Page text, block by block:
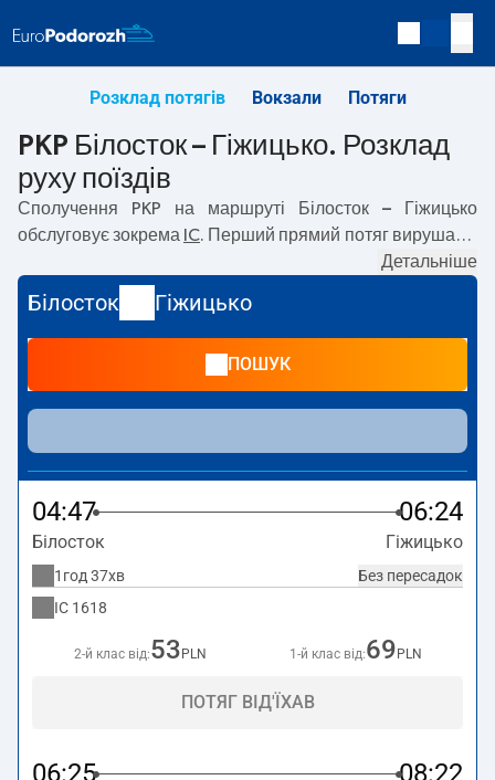
Розклад потягів Вокзали Потяги
PKP Білосток – Гіжицько. Розклад
руху поїздів
Сполучення PKP на маршруті
Білосток – Гіжицько
обслуговує зокрема IC
. Перший прямий потяг вирушає о
Гіжицько вирушає о 20:03. Найшвидший маршрут
пропонує потяг без пересадок
потягом триває01:37 . На маршрутіБілосток–Гіжицько
курсують також інші потяги:— пропонують нижчу ціну
квитка і зазвичай довший час подорожі. Потяг завершує
маршрут на станції Гіжицько.
Детальніше
Білосток Гіжицько
ПОШУК
04:47 06:24
Білосток Гіжицько
Без пересадок
1год 37хв
IC 1618
2-й клас від:53 PLN 1-й клас від:69 PLN
ПОТЯГ ВІД'ЇХАВ
06:25 08:22